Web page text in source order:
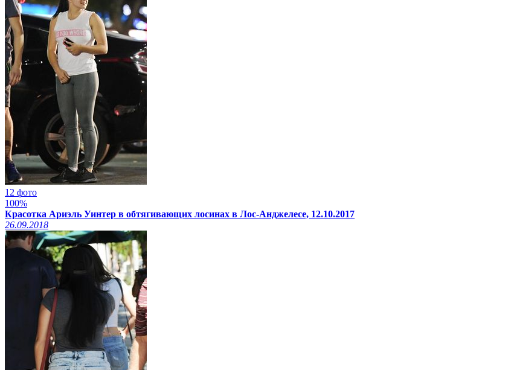
12 фото
100%
Красотка Ариэль Уинтер в обтягивающих лосинах в Лос-Анджелесе, 12.10.2017
26.09.2018